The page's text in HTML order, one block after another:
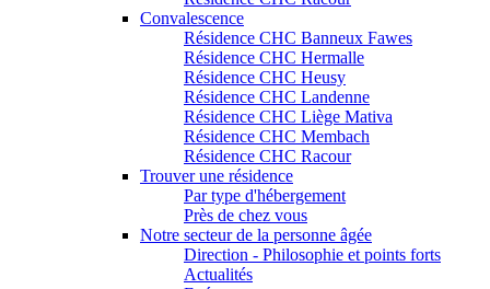
Convalescence
Résidence CHC Banneux Fawes
Résidence CHC Hermalle
Résidence CHC Heusy
Résidence CHC Landenne
Résidence CHC Liège Mativa
Résidence CHC Membach
Résidence CHC Racour
Trouver une résidence
Par type d'hébergement
Près de chez vous
Notre secteur de la personne âgée
Direction - Philosophie et points forts
Actualités